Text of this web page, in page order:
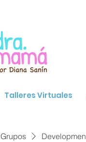
Talleres Virtuales
Grupos